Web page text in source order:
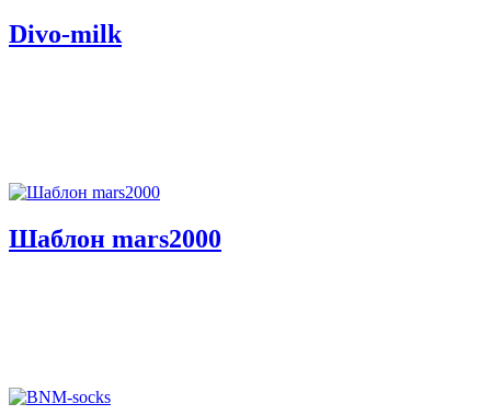
Divo-milk
Шаблон mars2000